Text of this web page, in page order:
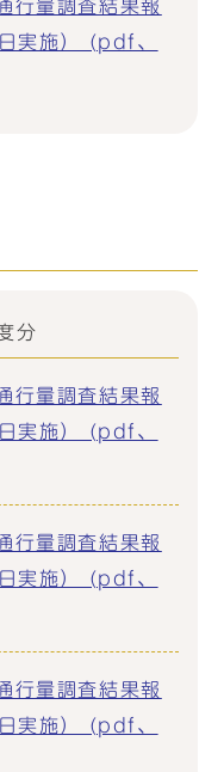
行量調査結果報
実施） (pdf、
分
行量調査結果報
実施） (pdf、
行量調査結果報
実施） (pdf、
行量調査結果報
実施） (pdf、